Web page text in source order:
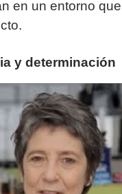
en un entorno que
y determinación